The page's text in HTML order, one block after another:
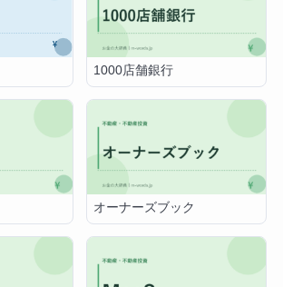
1000店舗銀行
オーナーズブック